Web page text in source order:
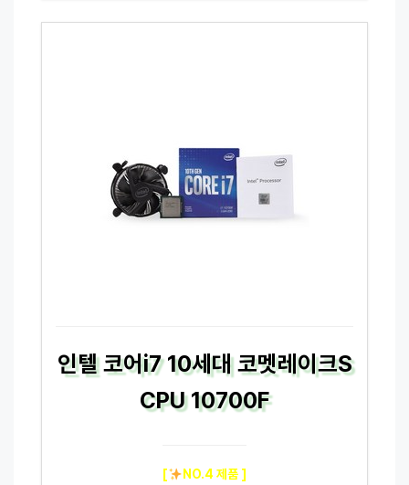
인텔 코어i7 10세대 코멧레이크S
CPU 10700F
[ NO.4 제품 ]